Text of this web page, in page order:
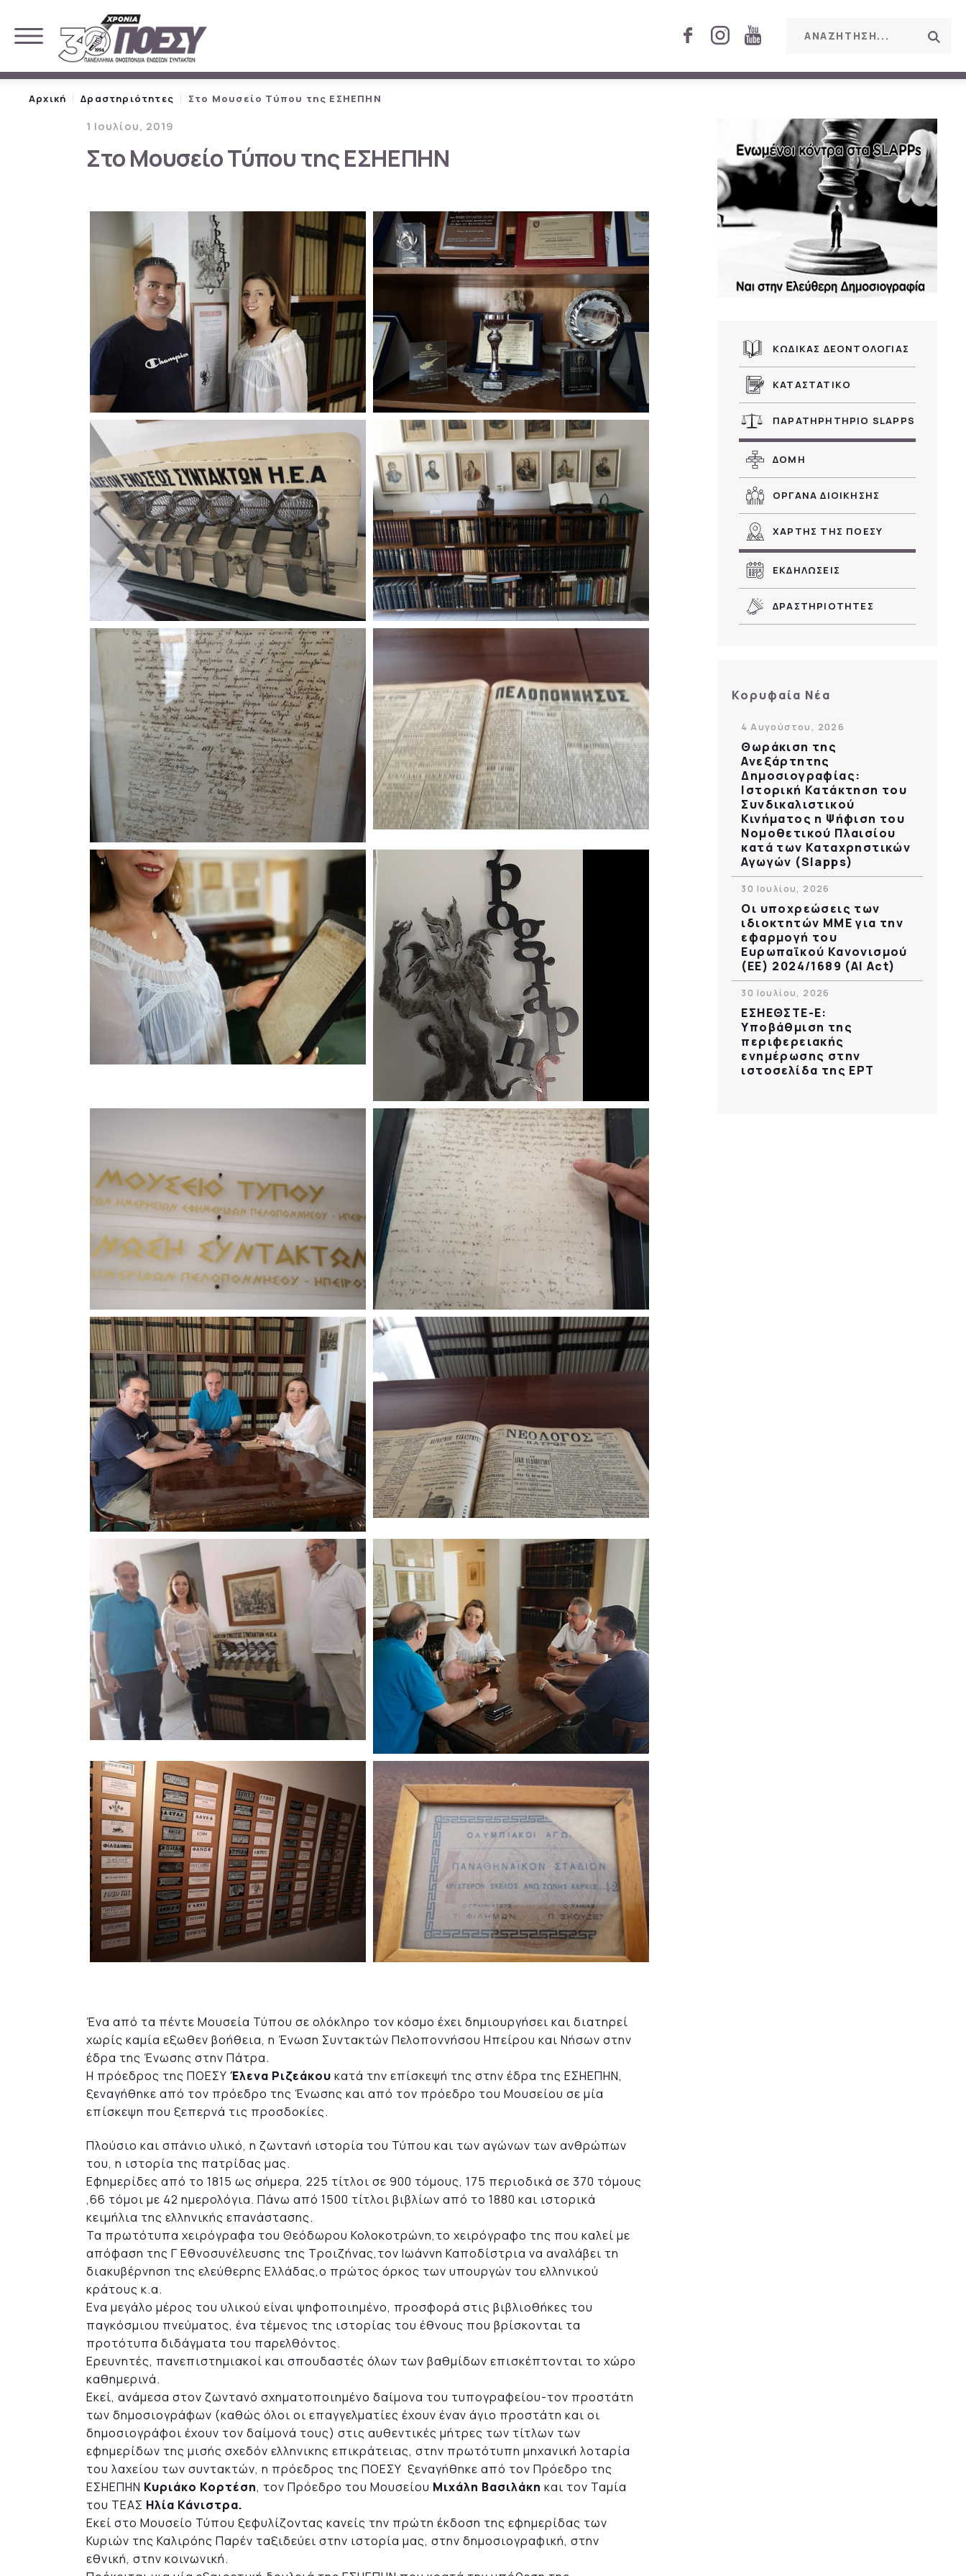
Αρχική Δραστηριότητες Στο Μουσείο Τύπου της ΕΣΗΕΠΗΝ
1 Ιουλίου, 2019
Στο Μουσείο Τύπου της ΕΣΗΕΠΗΝ
Ένα από τα πέντε Μουσεία Τύπου σε ολόκληρο τον κόσμο έχει δημιουργήσει και διατηρεί
χωρίς καμία εξωθεν βοήθεια, η Ένωση Συντακτών Πελοποννήσου Ηπείρου και Νήσων στην
έδρα της Ένωσης στην Πάτρα.
Η πρόεδρος της ΠΟΕΣΥ Έλενα Ριζεάκου κατά την επίσκεψή της στην έδρα της ΕΣΗΕΠΗΝ,
ξεναγήθηκε από τον πρόεδρο της Ένωσης και από τον πρόεδρο του Μουσείου σε μία
επίσκεψη που ξεπερνά τις προσδοκίες.
Πλούσιο και σπάνιο υλικό, η ζωντανή ιστορία του Τύπου και των αγώνων των ανθρώπων
του, η ιστορία της πατρίδας μας.
Εφημερίδες από το 1815 ως σήμερα, 225 τίτλοι σε 900 τόμους, 175 περιοδικά σε 370 τόμους
,66 τόμοι με 42 ημερολόγια. Πάνω από 1500 τίτλοι βιβλίων από το 1880 και ιστορικά
κειμήλια της ελληνικής επανάστασης.
Τα πρωτότυπα χειρόγραφα του Θεόδωρου Κολοκοτρώνη,το χειρόγραφο της που καλεί με
απόφαση της Γ Εθνοσυνέλευσης της Τροιζήνας,τον Ιωάννη Καποδίστρια να αναλάβει τη
διακυβέρνηση της ελεύθερης Ελλάδας,ο πρώτος όρκος των υπουργών του ελληνικού
κράτους κ.α.
Ενα μεγάλο μέρος του υλικού είναι ψηφοποιημένο, προσφορά στις βιβλιοθήκες του
παγκόσμιου πνεύματος, ένα τέμενος της ιστορίας του έθνους που βρίσκονται τα
προτότυπα διδάγματα του παρελθόντος.
Ερευνητές, πανεπιστημιακοί και σπουδαστές όλων των βαθμίδων επισκέπτονται το χώρο
καθημερινά.
Εκεί, ανάμεσα στον ζωντανό σχηματοποιημένο δαίμονα του τυπογραφείου-τον προστάτη
των δημοσιογράφων (καθώς όλοι οι επαγγελματίες έχουν έναν άγιο προστάτη και οι
δημοσιογράφοι έχουν τον δαίμονά τους) στις αυθεντικές μήτρες των τίτλων των
εφημερίδων της μισής σχεδόν ελληνικης επικράτειας, στην πρωτότυπη μηχανική λοταρία
του λαχείου των συντακτών, η πρόεδρος της ΠΟΕΣΥ ξεναγήθηκε από τον Πρόεδρο της
ΕΣΗΕΠΗΝ Κυριάκο Κορτέση, τον Πρόεδρο του Μουσείου Μιχάλη Βασιλάκη και τον Ταμία
του ΤΕΑΣ Ηλία Κάνιστρα.
Εκεί στο Μουσείο Τύπου ξεφυλίζοντας κανείς την πρώτη έκδοση της εφημερίδας των
Κυριών της Καλιρόης Παρέν ταξιδεύει στην ιστορία μας, στην δημοσιογραφική, στην
εθνική, στην κοινωνική.
ΚΩΔΙΚΑΣ ΔΕΟΝΤΟΛΟΓΙΑΣ
ΚΑΤΑΣΤΑΤΙΚΟ
ΠΑΡΑΤΗΡΗΤΗΡΙΟ SLAPPS
ΔΟΜΗ
ΟΡΓΑΝΑ ΔΙΟΙΚΗΣΗΣ
ΧΑΡΤΗΣ ΤΗΣ ΠΟΕΣΥ
ΕΚΔΗΛΩΣΕΙΣ
ΔΡΑΣΤΗΡΙΟΤΗΤΕΣ
Κορυφαία Νέα
4 Αυγούστου, 2026
Θωράκιση της
Ανεξάρτητης
Δημοσιογραφίας:
Ιστορική Κατάκτηση του
Συνδικαλιστικού
Κινήματος η Ψήφιση του
Νομοθετικού Πλαισίου
κατά των Καταχρηστικών
Αγωγών (Slapps)
30 Ιουλίου, 2026
Οι υποχρεώσεις των
ιδιοκτητών ΜΜΕ για την
εφαρμογή του
Ευρωπαϊκού Κανονισμού
(ΕΕ) 2024/1689 (AI Act)
30 Ιουλίου, 2026
ΕΣΗΕΘΣΤΕ-Ε:
Υποβάθμιση της
περιφερειακής
ενημέρωσης στην
ιστοσελίδα της ΕΡΤ